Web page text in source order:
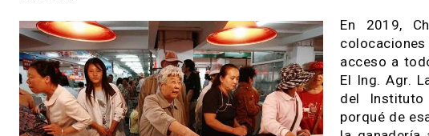
grandes volúmenes por fuera de la cuota en
cayó 29%. Asia, clave para superar el traspié.
02 / 03 / 2020
En